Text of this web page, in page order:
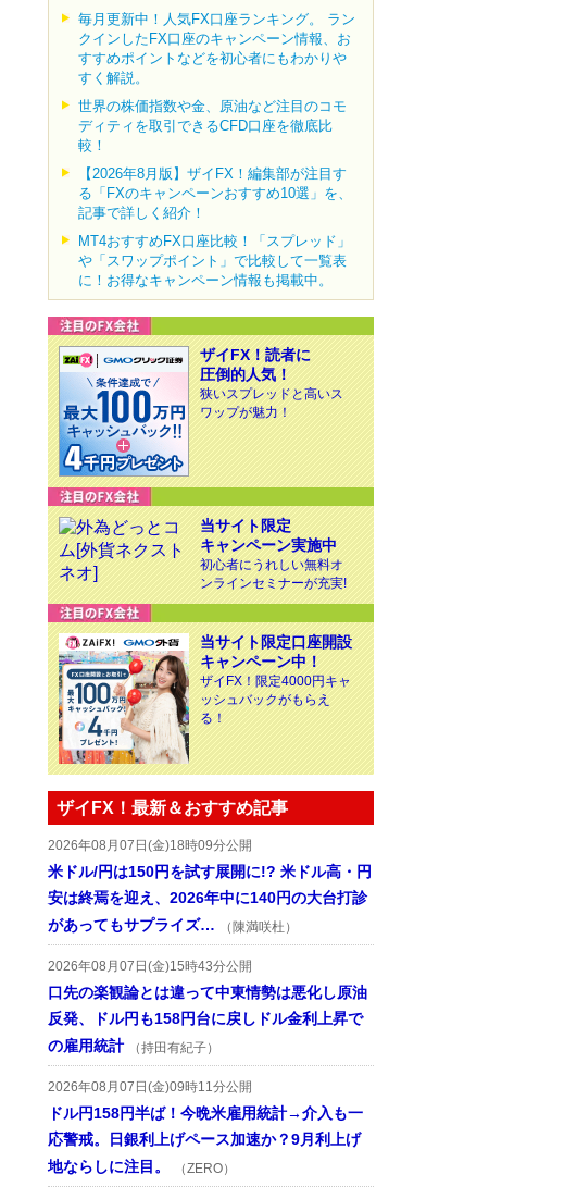
毎月更新中！人気FX口座ランキング。 ラン
クインしたFX口座のキャンペーン情報、お
すすめポイントなどを初心者にもわかりや
すく解説。
世界の株価指数や金、原油など注目のコモ
ディティを取引できるCFD口座を徹底比
較！
【2026年8月版】ザイFX！編集部が注目す
る「FXのキャンペーンおすすめ10選」を、
記事で詳しく紹介！
MT4おすすめFX口座比較！「スプレッド」
や「スワップポイント」で比較して一覧表
に！お得なキャンペーン情報も掲載中。
ザイFX！読者に
圧倒的人気！
狭いスプレッドと高いス
ワップが魅力！
当サイト限定
キャンペーン実施中
初心者にうれしい無料オ
ンラインセミナーが充実!
当サイト限定口座開設
キャンペーン中！
ザイFX！限定4000円キャ
ッシュバックがもらえ
る！
ザイFX！最新＆おすすめ記事
2026年08月07日(金)18時09分公開
米ドル/円は150円を試す展開に!? 米ドル高・円
安は終焉を迎え、2026年中に140円の大台打診
があってもサプライズ…
（陳満咲杜）
2026年08月07日(金)15時43分公開
口先の楽観論とは違って中東情勢は悪化し原油
反発、ドル円も158円台に戻しドル金利上昇で
の雇用統計
（持田有紀子）
2026年08月07日(金)09時11分公開
ドル円158円半ば！今晩米雇用統計→介入も一
応警戒。日銀利上げペース加速か？9月利上げ
地ならしに注目。
（ZERO）